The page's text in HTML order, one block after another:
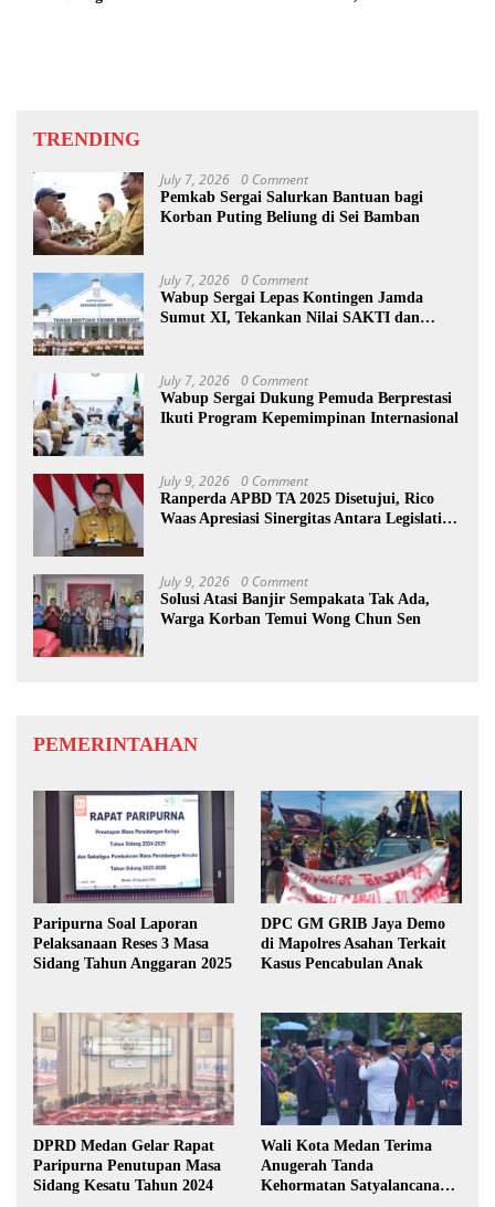
TRENDING
July 7, 2026 0 Comment
Pemkab Sergai Salurkan Bantuan bagi
Korban Puting Beliung di Sei Bamban
July 7, 2026 0 Comment
Wabup Sergai Lepas Kontingen Jamda
Sumut XI, Tekankan Nilai SAKTI dan
July 7, 2026 0 Comment
Wabup Sergai Dukung Pemuda Berprestasi
Ikuti Program Kepemimpinan Internasional
July 9, 2026 0 Comment
Ranperda APBD TA 2025 Disetujui, Rico
Waas Apresiasi Sinergitas Antara Legislatif
July 9, 2026 0 Comment
Solusi Atasi Banjir Sempakata Tak Ada,
Warga Korban Temui Wong Chun Sen
PEMERINTAHAN
Paripurna Soal Laporan
Pelaksanaan Reses 3 Masa
Sidang Tahun Anggaran 2025
DPC GM GRIB Jaya Demo
di Mapolres Asahan Terkait
Kasus Pencabulan Anak
DPRD Medan Gelar Rapat
Paripurna Penutupan Masa
Sidang Kesatu Tahun 2024
Wali Kota Medan Terima
Anugerah Tanda
Kehormatan Satyalancana